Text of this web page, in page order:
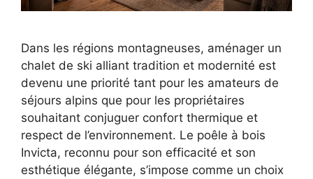
Dans les régions montagneuses, aménager un
chalet de ski alliant tradition et modernité est
devenu une priorité tant pour les amateurs de
séjours alpins que pour les propriétaires
souhaitant conjuguer confort thermique et
respect de l’environnement. Le poêle à bois
Invicta, reconnu pour son efficacité et son
esthétique élégante, s’impose comme un choix